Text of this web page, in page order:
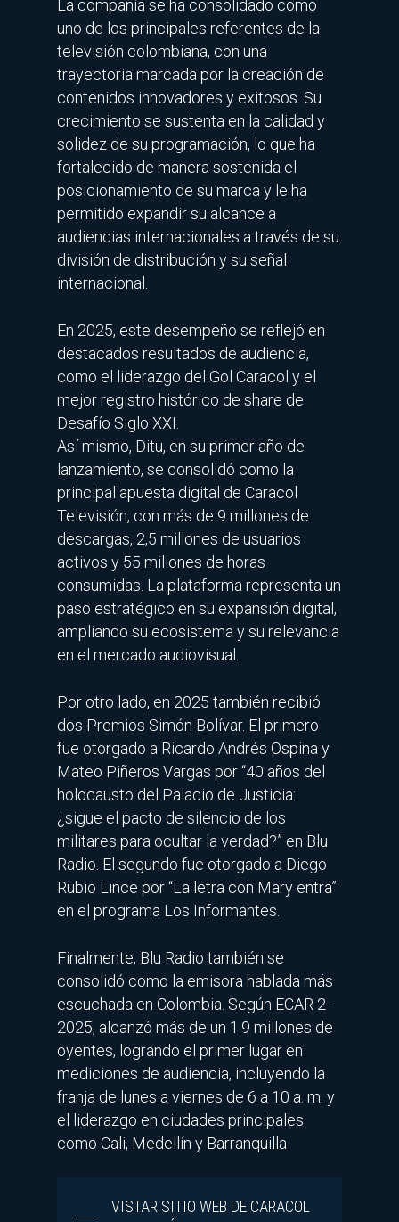
La compañía se ha consolidado como
uno de los principales referentes de la
televisión colombiana, con una
trayectoria marcada por la creación de
contenidos innovadores y exitosos. Su
crecimiento se sustenta en la calidad y
solidez de su programación, lo que ha
fortalecido de manera sostenida el
posicionamiento de su marca y le ha
permitido expandir su alcance a
audiencias internacionales a través de su
división de distribución y su señal
internacional.
En 2025, este desempeño se reflejó en
destacados resultados de audiencia,
como el liderazgo del Gol Caracol y el
mejor registro histórico de share de
Desafío Siglo XXI.
Así mismo, Ditu, en su primer año de
lanzamiento, se consolidó como la
principal apuesta digital de Caracol
Televisión, con más de 9 millones de
descargas, 2,5 millones de usuarios
activos y 55 millones de horas
consumidas. La plataforma representa un
paso estratégico en su expansión digital,
ampliando su ecosistema y su relevancia
en el mercado audiovisual.
Por otro lado, en 2025 también recibió
dos Premios Simón Bolívar. El primero
fue otorgado a Ricardo Andrés Ospina y
Mateo Piñeros Vargas por “40 años del
holocausto del Palacio de Justicia:
¿sigue el pacto de silencio de los
militares para ocultar la verdad?” en Blu
Radio. El segundo fue otorgado a Diego
Rubio Lince por “La letra con Mary entra”
en el programa Los Informantes.
Finalmente, Blu Radio también se
consolidó como la emisora hablada más
escuchada en Colombia. Según ECAR 2-
2025, alcanzó más de un 1.9 millones de
oyentes, logrando el primer lugar en
mediciones de audiencia, incluyendo la
franja de lunes a viernes de 6 a 10 a. m. y
el liderazgo en ciudades principales
como Cali, Medellín y Barranquilla
VISTAR SITIO WEB DE CARACOL